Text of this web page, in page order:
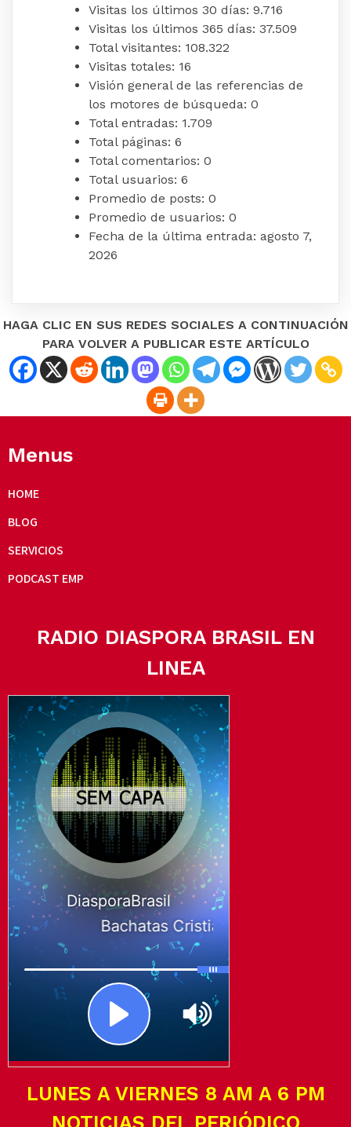
Visitas los últimos 30 días: 9.716
Visitas los últimos 365 días: 37.509
Total visitantes: 108.322
Visitas totales: 16
Visión general de las referencias de
los motores de búsqueda: 0
Total entradas: 1.709
Total páginas: 6
Total comentarios: 0
Total usuarios: 6
Promedio de posts: 0
Promedio de usuarios: 0
Fecha de la última entrada: agosto 7,
2026
HAGA CLIC EN SUS REDES SOCIALES A CONTINUACIÓN
PARA VOLVER A PUBLICAR ESTE ARTÍCULO
Menus
HOME
BLOG
SERVICIOS
PODCAST EMP
RADIO DIASPORA BRASIL EN
LINEA
LUNES A VIERNES 8 AM A 6 PM